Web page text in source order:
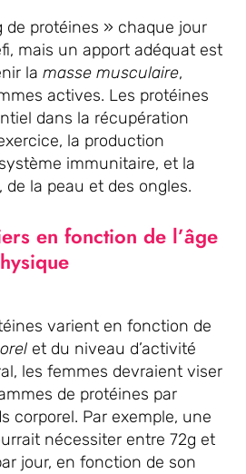
de protéines » chaque jour
mais un apport adéquat est
la masse musculaire,
actives. Les protéines
dans la récupération
la production
immunitaire, et la
la peau et des ongles.
en fonction de l’âge
varient en fonction de
et du niveau d’activité
les femmes devraient viser
de protéines par
corporel. Par exemple, une
nécessiter entre 72g et
jour, en fonction de son